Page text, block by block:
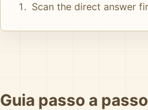
Scan the direct answer
Guia passo a passo